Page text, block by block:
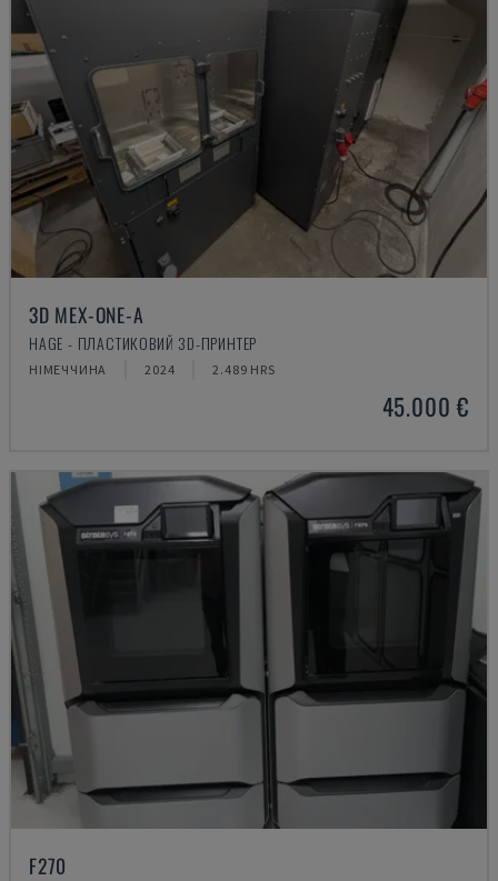
3D MEX-ONE-A
HAGE - ПЛАСТИКОВИЙ 3D-ПРИНТЕР
НІМЕЧЧИНА 2024 2.489 HRS
45.000 €
F270